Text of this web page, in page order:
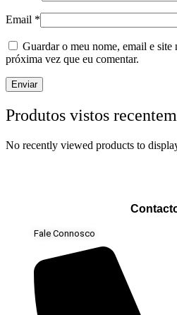
Email *
Guardar o meu nome, email e site
próxima vez que eu comentar.
Produtos vistos
No recently viewed products to
Fale Connosco